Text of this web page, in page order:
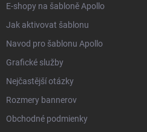
E-shopy na šabloně Apollo
Jak aktivovat šablonu
Navod pro šablonu Apollo
Grafické služby
Nejčastější otázky
Rozmery bannerov
Obchodné podmienky